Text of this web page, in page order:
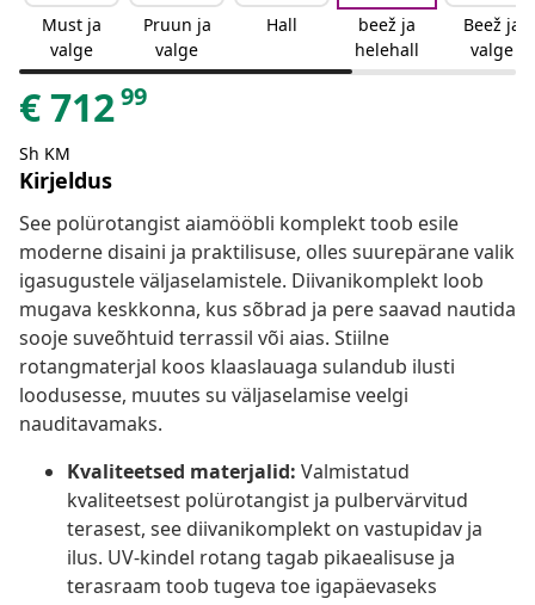
Must ja
valge
Pruun ja
valge
Hall
beež ja
helehall
Beež ja
valge
€71299
Sh KM
Kirjeldus
See polürotangist aiamööbli komplekt toob esile
moderne disaini ja praktilisuse, olles suurepärane valik
igasugustele väljaselamistele. Diivanikomplekt loob
mugava keskkonna, kus sõbrad ja pere saavad nautida
sooje suveõhtuid terrassil või aias. Stiilne
rotangmaterjal koos klaaslauaga sulandub ilusti
loodusesse, muutes su väljaselamise veelgi
nauditavamaks.
Kvaliteetsed materjalid: Valmistatud
kvaliteetsest polürotangist ja pulbervärvitud
terasest, see diivanikomplekt on vastupidav ja
ilus. UV-kindel rotang tagab pikaealisuse ja
terasraam toob tugeva toe igapäevaseks